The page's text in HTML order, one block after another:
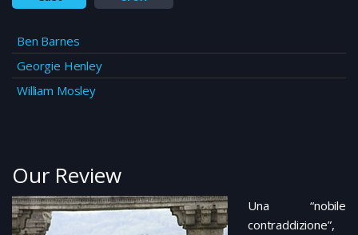
Ben Barnes
Georgie Henley
William Mosley
Our Review
Una “nobile
contraddizione”,